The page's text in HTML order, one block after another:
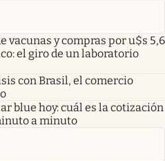
vacunas y compras por u$s 5,6
el giro de un laboratorio
con Brasil, el comercio
blue hoy: cuál es la cotización
a minuto